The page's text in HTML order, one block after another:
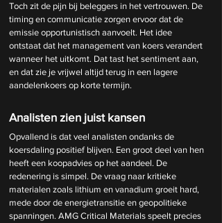
Toch zit de pijn bij beleggers in het vertrouwen. De
timing en communicatie zorgen ervoor dat de
emissie opportunistisch aanvoelt. Het idee
ontstaat dat het management van koers verandert
wanneer het uitkomt. Dat tast het sentiment aan,
en dat zie je vrijwel altijd terug in een lagere
aandelenkoers op korte termijn.
Analisten zien juist kansen
Opvallend is dat veel analisten ondanks de
koersdaling positief blijven. Een groot deel van hen
heeft een koopadvies op het aandeel. De
redenering is simpel. De vraag naar kritieke
materialen zoals lithium en vanadium groeit hard,
mede door de energietransitie en geopolitieke
spanningen. AMG Critical Materials speelt precies